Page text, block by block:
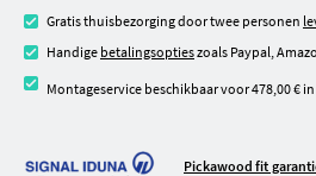
Gratis thuisbezorging door twee personen
Handige betalingsoptieszoals Paypal,
Montageservice beschikbaar voor 478,00 €
Pickawood fit